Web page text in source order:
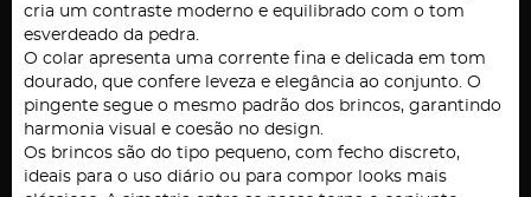
cria um contraste moderno e equilibrado com o tom
esverdeado da pedra.
O colar apresenta uma corrente fina e delicada em tom
dourado, que confere leveza e elegância ao conjunto. O
pingente segue o mesmo padrão dos brincos, garantindo
harmonia visual e coesão no design.
Os brincos são do tipo pequeno, com fecho discreto,
ideais para o uso diário ou para compor looks mais